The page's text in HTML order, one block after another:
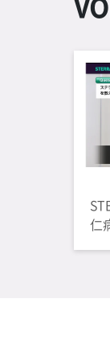
仁